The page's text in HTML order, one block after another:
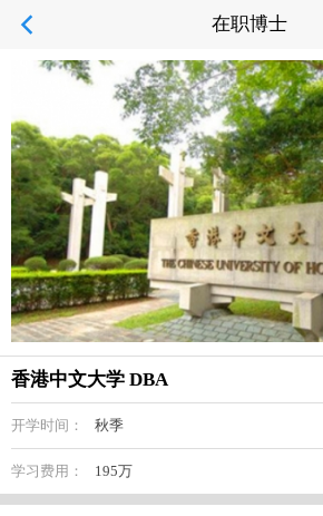
在职博士
香港中文大学 DBA
开学时间： 秋季
学习费用： 195万